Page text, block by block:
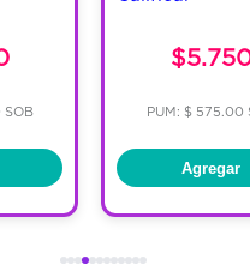
SOB PUM: $ 575.00
Agregar